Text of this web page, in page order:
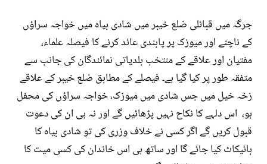
جرگہ میں قبائلی ضلع خیبر میں شادی بیاہ میں خواجہ سراؤں
کے ناچنے اور میوزک پر پابندی عائد کرنے کا فیصلہ علماء،
مفتیان اور علاقے کے منتخب بلدیاتی نمائندگان کی جانب سے
متفقہ طور پر کیا گیا ہے۔ فیصلے کے مطابق ضلع خیبر کے علاقے
زخہ خیل میں جس شادی میں میوزک، خواجہ سراؤں کی محفل
ہو، اس دلہے کا نکاح نہیں پڑھائیں گے اور نہ ہی ان کی دعوت
قبول کریں گے اگر کسی نے خلاف وزری کی تو شادی بیاہ کا
بائیکاٹ کیا جائے گا اور ساتھ ہی اس خاندان کی کسی میت کا